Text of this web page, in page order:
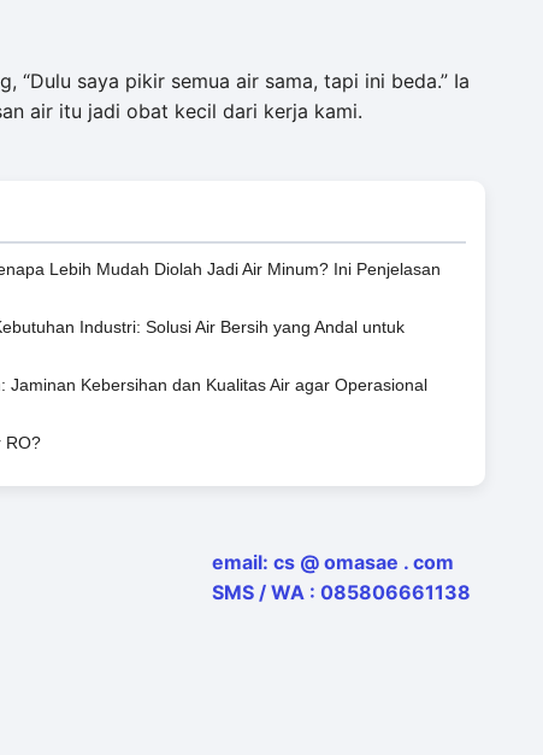
saya pikir semua air sama, tapi ini beda.” Ia
air itu jadi obat kecil dari kerja kami.
Lebih Mudah Diolah Jadi Air Minum? Ini Penjelasan
Industri: Solusi Air Bersih yang Andal untuk
Jaminan Kebersihan dan Kualitas Air agar Operasional
RO?
email: cs @ omasae . com
SMS / WA : 085806661138